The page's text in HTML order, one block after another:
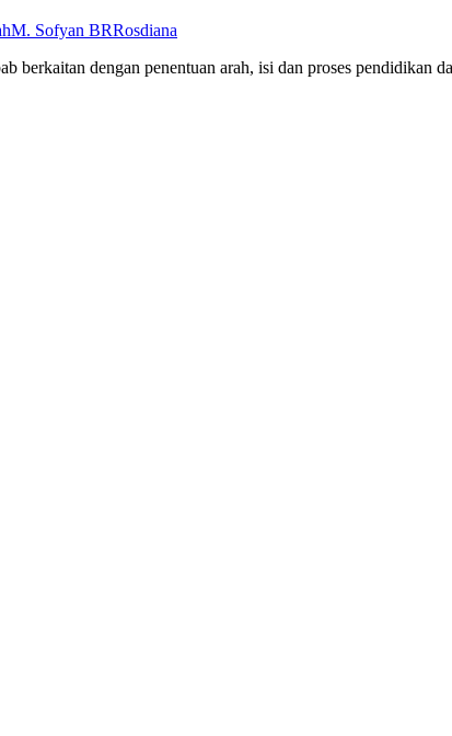
M. Sofyan BRRosdiana
dengan penentuan arah, isi dan proses pendidikan